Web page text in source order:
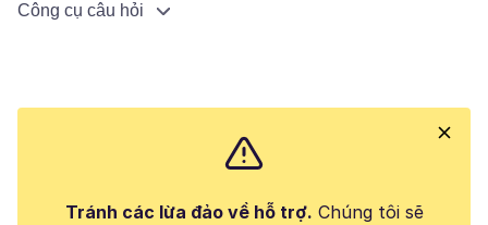
Công cụ câu hỏi
Tránh các lừa đảo về hỗ trợ. Chúng tôi sẽ